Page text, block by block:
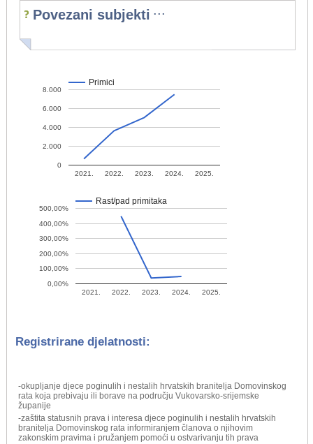
Povezani subjekti ...
Primici
2021. 2022. 2023. 2024. 2025.
0
2.000
4.000
6.000
8.000
Rast/pad primitaka
2021. 2022. 2023. 2024. 2025.
0,00%
100,00%
200,00%
300,00%
400,00%
500,00%
Registrirane djelatnosti:
-okupljanje djece poginulih i nestalih hrvatskih branitelja Domovinskog
rata koja prebivaju ili borave na području Vukovarsko-srijemske
županije
-zaštita statusnih prava i interesa djece poginulih i nestalih hrvatskih
branitelja Domovinskog rata informiranjem članova o njihovim
zakonskim pravima i pružanjem pomoći u ostvarivanju tih prava